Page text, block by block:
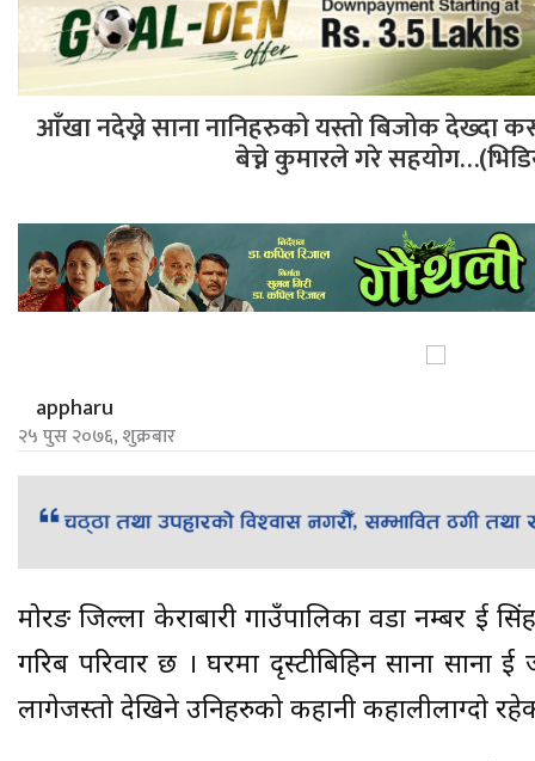
आँखा नदेख्ने साना नानिहरुको यस्तो बिजोक देख्दा
बेच्ने कुमारले गरे
appharu
२५ पुस २०७६, शुक्रबार
मोरङ जिल्ला केराबारी गाउँपालिका वडा नम्बर दुई
गरिब परिवार छ । घरमा दृस्टीबिहिन साना साना
लागेजस्तो देखिने उनिहरुको कहानी कहालीलाग्दो